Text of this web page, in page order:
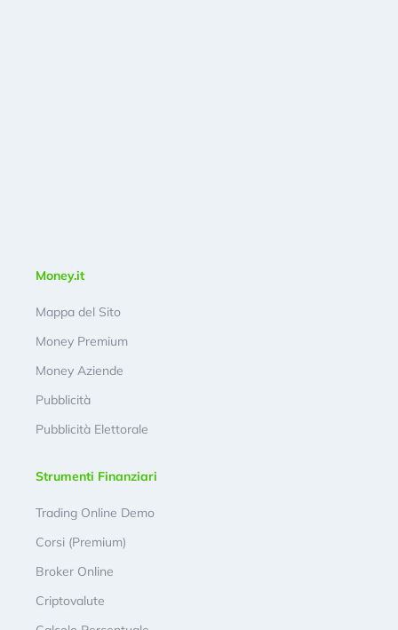
Money.it
Mappa del Sito
Money Premium
Money Aziende
Pubblicità
Pubblicità Elettorale
Strumenti Finanziari
Trading Online Demo
Corsi (Premium)
Broker Online
Criptovalute